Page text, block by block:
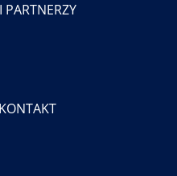
PARTNERZY
KONTAKT